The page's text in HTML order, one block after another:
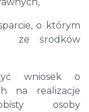
o którym
ze środków
wniosek o
na realizacje
osoby